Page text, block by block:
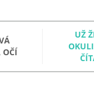
OČÍ
UŽ